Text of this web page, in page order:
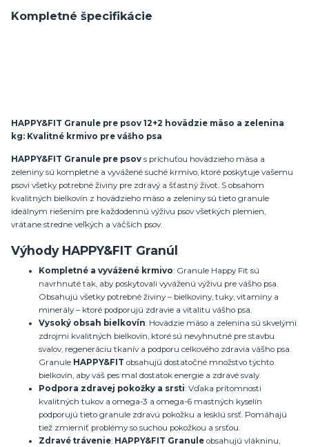
Kompletné špecifikácie
HAPPY&FIT Granule pre psov 12+2 hovädzie mäso a zelenina
kg: Kvalitné krmivo pre vášho psa
HAPPY&FIT Granule pre psov s príchuťou hovädzieho mäsa a
zeleniny sú kompletné a vyvážené suché krmivo, ktoré poskytuje vašemu
psovi všetky potrebné živiny pre zdravý a šťastný život. S obsahom
kvalitných bielkovín z hovädzieho mäso a zeleniny sú tieto granule
ideálnym riešením pre každodennú výživu psov všetkých plemien,
vrátane stredne veľkých a väčších psov.
Výhody HAPPY&FIT Granúl
Kompletné a vyvážené krmivo: Granule Happy Fit sú
navrhnuté tak, aby poskytovali vyváženú výživu pre vášho psa.
Obsahujú všetky potrebné živiny – bielkoviny, tuky, vitamíny a
minerály – ktoré podporujú zdravie a vitalitu vášho psa.
Vysoký obsah bielkovín: Hovädzie mäso a zelenina sú skvelými
zdrojmi kvalitných bielkovín, ktoré sú nevyhnutné pre stavbu
svalov, regeneráciu tkanív a podporu celkového zdravia vášho psa.
Granule HAPPY&FIT obsahujú dostatočné množstvo týchto
bielkovín, aby váš pes mal dostatok energie a zdravé svaly.
Podpora zdravej pokožky a srsti: Vďaka prítomnosti
kvalitných tukov a omega-3 a omega-6 mastných kyselín
podporujú tieto granule zdravú pokožku a lesklú srsť. Pomáhajú
tiež zmierniť problémy so suchou pokožkou a srsťou.
Zdravé trávenie: HAPPY&FIT Granule obsahujú vlákninu,